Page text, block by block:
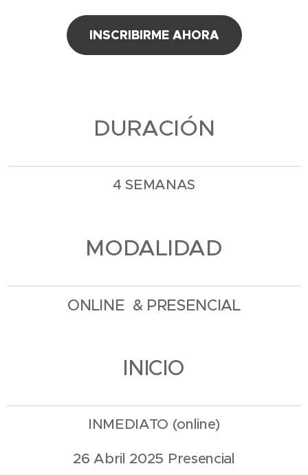
INSCRIBIRME AHORA
DURACIÓN
4 SEMANAS
MODALIDAD
ONLINE & PRESENCIAL
INICIO
INMEDIATO (online)
26 Abril 2025 Presencial